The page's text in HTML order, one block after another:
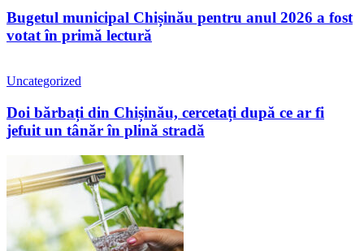
Bugetul municipal Chișinău pentru anul 2026 a fost
votat în primă lectură
Uncategorized
Doi bărbați din Chișinău, cercetați după ce ar fi
jefuit un tânăr în plină stradă